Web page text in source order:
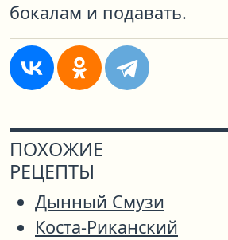
бокалам и подавать.
ПОХОЖИЕ
РЕЦЕПТЫ
Дынный Смузи
Коста-Риканский